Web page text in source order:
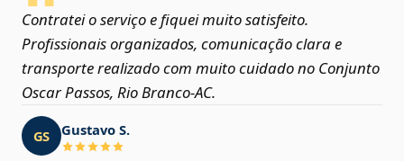
Contratei o serviço e fiquei muito satisfeito.
Profissionais organizados, comunicação clara e
transporte realizado com muito cuidado no Conjunto
Oscar Passos, Rio Branco‑AC.
GS Gustavo S.